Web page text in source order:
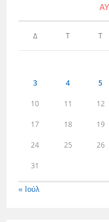
Δ Τ Τ
3 4 5
10 11 12
17 18 19
24 25 26
31
« Ιούλ